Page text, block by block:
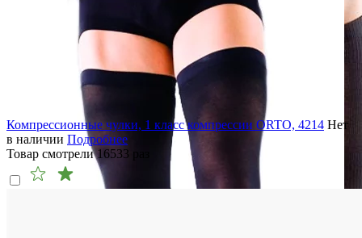
Компрессионные чулки, 1 класс компрессии ORTO, 4214 Нет
в наличии Подробнее
Товар смотрели16533